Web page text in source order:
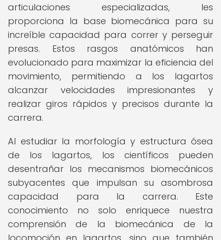
articulaciones especializadas, les
proporciona la base biomecánica para su
increíble capacidad para correr y perseguir
presas. Estos rasgos anatómicos han
evolucionado para maximizar la eficiencia del
movimiento, permitiendo a los lagartos
alcanzar velocidades impresionantes y
realizar giros rápidos y precisos durante la
carrera.
Al estudiar la morfología y estructura ósea
de los lagartos, los científicos pueden
desentrañar los mecanismos biomecánicos
subyacentes que impulsan su asombrosa
capacidad para la carrera. Este
conocimiento no solo enriquece nuestra
comprensión de la biomecánica de la